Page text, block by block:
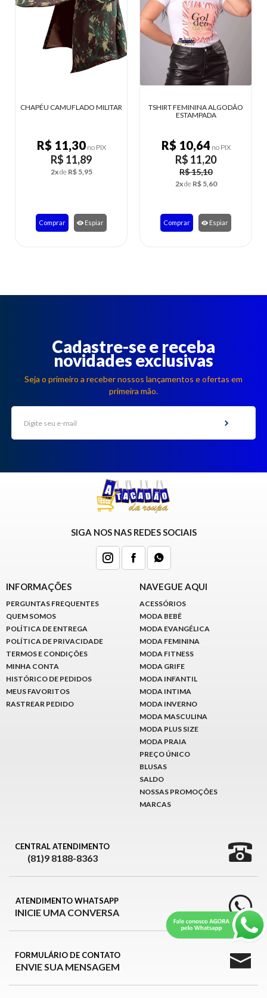
TSHIRT FEMININA ALGODÃO
R$ 10,64 no PIX
R$ 11,20
R$ 15,10
Comprar Espiar
CONJUNTO FITNESS CALÇA
COM DETALHES
R$ 26,65 no PIX
R$ 28,05
5xdeR$ 5,61
Comprar Espiar
Cadastre-se e receba
novidades exclusivas
Seja o primeiro a receber nossos lançamentos e ofertas em
primeira mão.
SIGA NOS NAS REDES SOCIAIS
INFORMAÇÕES
PERGUNTAS FREQUENTES
QUEM SOMOS
POLÍTICA DE ENTREGA
POLÍTICA DE PRIVACIDADE
TERMOS E CONDIÇÕES
MINHA CONTA
HISTÓRICO DE PEDIDOS
MEUS FAVORITOS
RASTREAR PEDIDO
NAVEGUE AQUI
ACESSÓRIOS
MODA BEBÊ
MODA EVANGÉLICA
MODA FEMININA
MODA FITNESS
MODA GRIFE
MODA INFANTIL
MODA INTIMA
MODA INVERNO
MODA MASCULINA
MODA PLUS SIZE
MODA PRAIA
PREÇO ÚNICO
BLUSAS
SALDO
NOSSAS PROMOÇÕES
MARCAS
CENTRAL ATENDIMENTO
(81)9 8188-8363
ATENDIMENTO WHATSAPP
INICIE UMA CONVERSA
FORMULÁRIO DE CONTATO
ENVIE SUA MENSAGEM